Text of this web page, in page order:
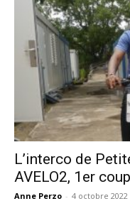
L’interco de
AVELO2, 1er
Anne Perzo - 4 octobre 2022